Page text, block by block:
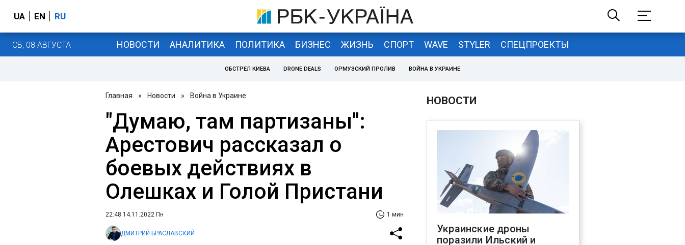
UA EN RU
СБ, 08 АВГУСТА НОВОСТИ АНАЛИТИКА ПОЛИТИКА БИЗНЕС ЖИЗНЬ СПОРТ WAVE STYLER СПЕЦПРОЕКТЫ
ОБСТРЕЛ КИЕВА DRONE DEALS ОРМУЗСКИЙ ПРОЛИВ ВОЙНА В УКРАИНЕ
Главная » Новости » Война в Украине
"Думаю, там партизаны":
Арестович рассказал о
боевых действиях в
Олешках и Голой Пристани
22:48 14.11.2022 Пн 1 мин
ДМИТРИЙ БРАСЛАВСКИЙ
НОВОСТИ
Украинские дроны
поразили Ильский и